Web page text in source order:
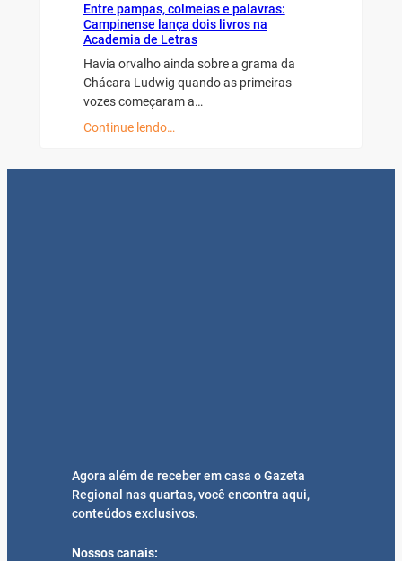
Entre pampas, colmeias e palavras:
Campinense lança dois livros na
Academia de Letras
Havia orvalho ainda sobre a grama da
Chácara Ludwig quando as primeiras
vozes começaram a…
Continue lendo…
Agora além de receber em casa o Gazeta
Regional nas quartas, você encontra aqui,
conteúdos exclusivos.
Nossos canais: